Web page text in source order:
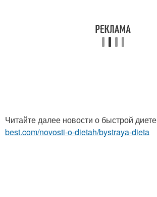
Читайте далее новости о быстрой диете
best.com/novosti-o-dietah/bystraya-dieta